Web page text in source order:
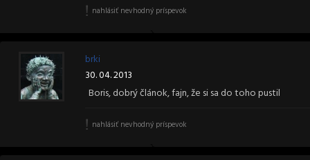
nahlásiť nevhodný príspevok
brki
30. 04. 2013
Boris, dobrý článok, fajn, že si sa do toho pustil
nahlásiť nevhodný príspevok